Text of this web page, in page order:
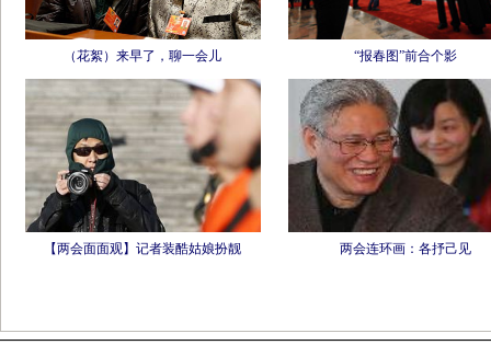
（花絮）来早了，聊一会儿 “报春图”前合个影
【两会面面观】记者装酷姑娘扮靓 两会连环画：各抒己见